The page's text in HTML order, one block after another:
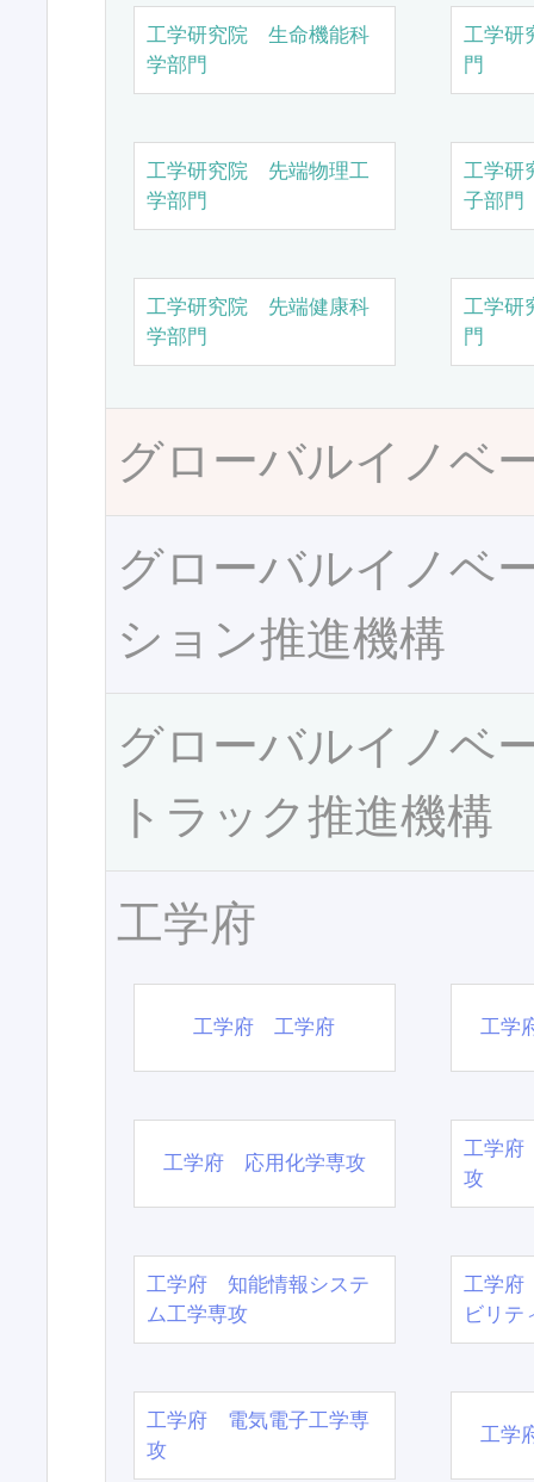
工学研究院 生命機能科
学部門
工学研
門
工学研究院 先端物理工
学部門
工学研
子部門
工学研究院 先端健康科
学部門
工学研
門
グローバルイノベ
グローバルイノベ
ション推進機構
グローバルイノベ
トラック推進機構
工学府
工学府 工学府 工学
工学府 応用化学専攻
工学府
攻
工学府 知能情報システ
ム工学専攻
工学府
ビリテ
工学府 電気電子工学専
攻
工学